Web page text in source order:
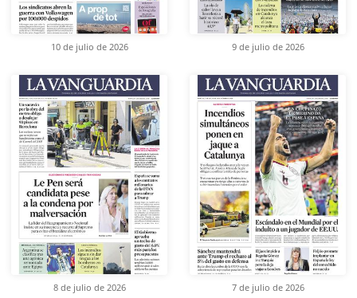
10 de julio de 2026 9 de julio de 2026
8 de julio de 2026 7 de julio de 2026